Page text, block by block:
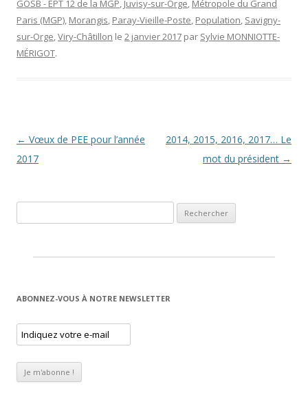
GOSB - EPT 12 de la MGP, Juvisy-sur-Orge, Métropole du Grand
Paris (MGP), Morangis, Paray-Vieille-Poste, Population, Savigny-
sur-Orge,Viry-Châtillon le 2 janvier 2017 par Sylvie MONNIOTTE-
MÉRIGOT.
Navigation des articles
← Vœux de PEE pour l’année
2017
2014, 2015, 2016, 2017… Le
mot du président →
ABONNEZ-VOUS À NOTRE NEWSLETTER